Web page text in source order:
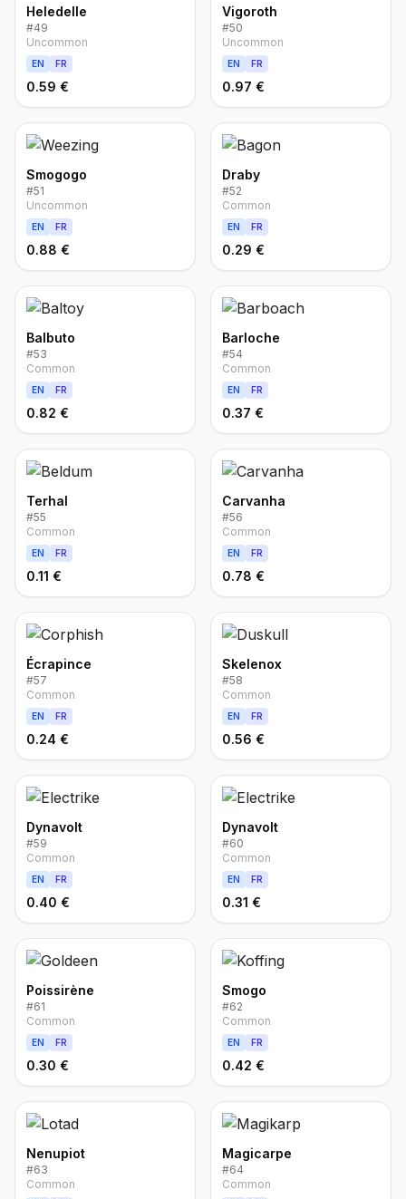
Heledelle
#49
Uncommon
EN FR
0.59 €
Vigoroth
#50
Uncommon
EN FR
0.97 €
Smogogo
#51
Uncommon
EN FR
0.88 €
Draby
#52
Common
EN FR
0.29 €
Balbuto
#53
Common
EN FR
0.82 €
Barloche
#54
Common
EN FR
0.37 €
Terhal
#55
Common
EN FR
0.11 €
Carvanha
#56
Common
EN FR
0.78 €
Écrapince
#57
Common
EN FR
0.24 €
Skelenox
#58
Common
EN FR
0.56 €
Dynavolt
#59
Common
EN FR
0.40 €
Dynavolt
#60
Common
EN FR
0.31 €
Poissirène
#61
Common
EN FR
0.30 €
Smogo
#62
Common
EN FR
0.42 €
Nenupiot
#63
Common
Magicarpe
#64
Common